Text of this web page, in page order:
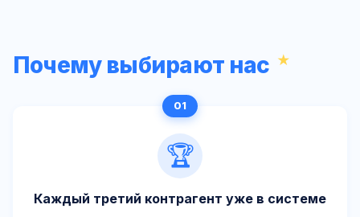
Почему выбирают нас
🏆
Каждый третий контрагент уже в системе